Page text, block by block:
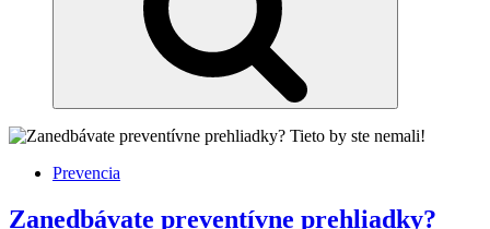
Prevencia
Zanedbávate preventívne prehliadky?